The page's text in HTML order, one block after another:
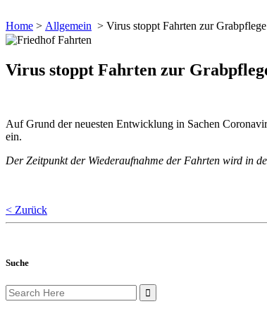
Home > Allgemein > Virus stoppt Fahrten zur Grabpflege
Virus stoppt Fahrten zur
Auf Grund der neuesten Entwicklung in Sachen
ein.
Der Zeitpunkt der Wiederaufnahme der Fahrten wird in
< Zurück
Suche
Search
for: